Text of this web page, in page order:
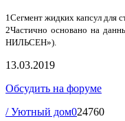
1Сегмент жидких капсул для
2Частично основано на
НИЛЬСЕН»).
13.03.2019
Обсудить на форуме
/ Уютный дом024760